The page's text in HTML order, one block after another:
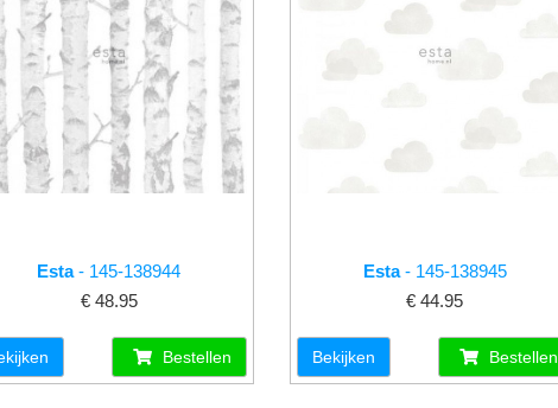
Esta- 145-138944
€ 48.95
Bestellen
Esta- 145-138945
€ 44.95
Bekijken Bestellen